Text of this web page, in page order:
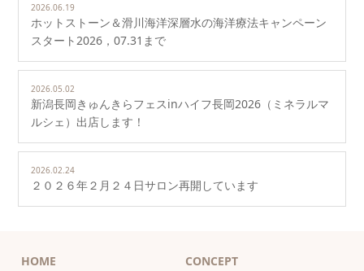
2026.06.19
ホットストーン＆滑川海洋深層水の海洋療法キャンペーン
スタート2026，07.31まで
2026.05.02
新潟長岡きゅんきらフェスinハイフ長岡2026（ミネラルマ
ルシェ）出店します！
2026.02.24
２０２６年２月２４日サロン再開しています
HOME CONCEPT